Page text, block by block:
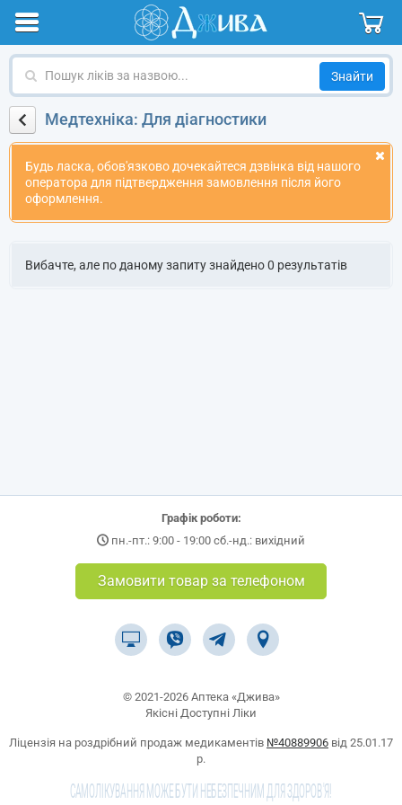
Пошук
за
назвоюМедтехніка: Для діагностики
Будь ласка, обов'язково дочекайтеся дзвінка від нашого
оператора для підтвердження замовлення після його
оформлення.
Вибачте, але по даному запиту знайдено 0 результатів
Графік роботи:
пн.-пт.: 9:00 - 19:00 сб.-нд.: вихідний
Замовити товар за телефоном
© 2021-2026 Аптека «Джива»
Якісні Доступні Ліки
Ліцензія на роздрібний продаж медикаментів №40889906 від 25.01.17
р.
САМОЛІКУВАННЯ МОЖЕ БУТИ НЕБЕЗПЕЧНИМ ДЛЯ ЗДОРОВ'Я!